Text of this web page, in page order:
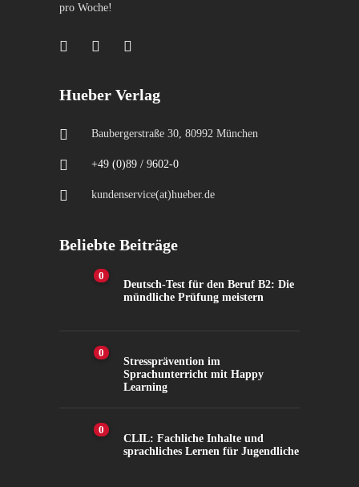
pro Woche!
Hueber Verlag
Baubergerstraße 30, 80992 München
+49 (0)89 / 9602-0
kundenservice(at)hueber.de
Beliebte Beiträge
0
Deutsch-Test für den Beruf B2: Die
mündliche Prüfung meistern
0
Stressprävention im
Sprachunterricht mit Happy
Learning
0
CLIL: Fachliche Inhalte und
sprachliches Lernen für Jugendliche